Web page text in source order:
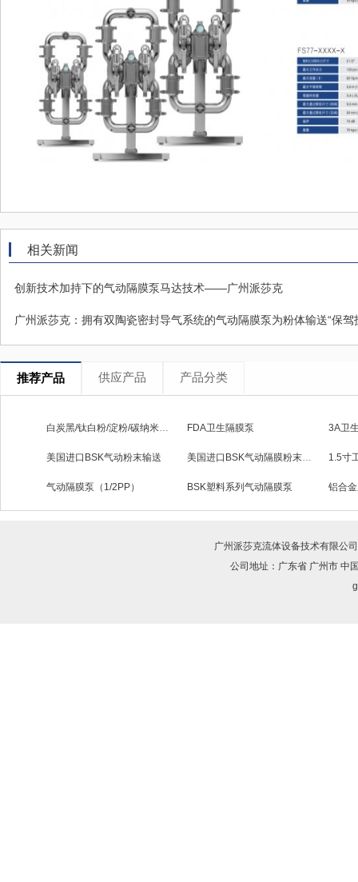
相关新闻
创新技术加持下的气动隔膜泵马达技术——广州派莎克
广州派莎克：拥有双陶瓷密封导气系统的气动隔膜泵为粉体输送“保驾
推荐产品 供应产品 产品分类
白炭黑/钛白粉/淀粉/碳纳米管粉体隔膜泵 FDA卫生隔膜泵 3A卫
美国进口BSK气动粉末输送 美国进口BSK气动隔膜粉末输送泵 1.5寸
气动隔膜泵（1/2PP） BSK塑料系列气动隔膜泵 铝合
广州派莎克流体设备技术有限公司
公司地址：广东省 广州市 中